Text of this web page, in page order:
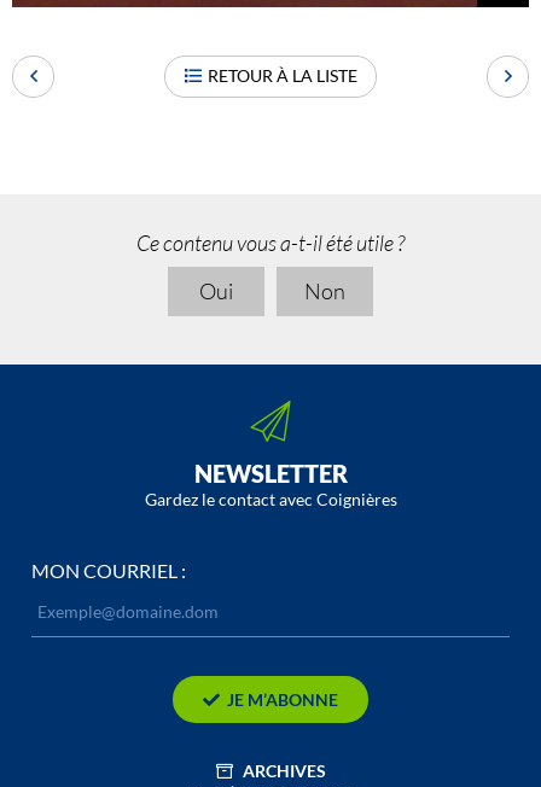
RETOUR À LA LISTE
Ce contenu vous a-t-il été utile ?
Oui
Non
NEWSLETTER
Gardez le contact avec Coignières
MON COURRIEL :
JE M’ABONNE
ARCHIVES